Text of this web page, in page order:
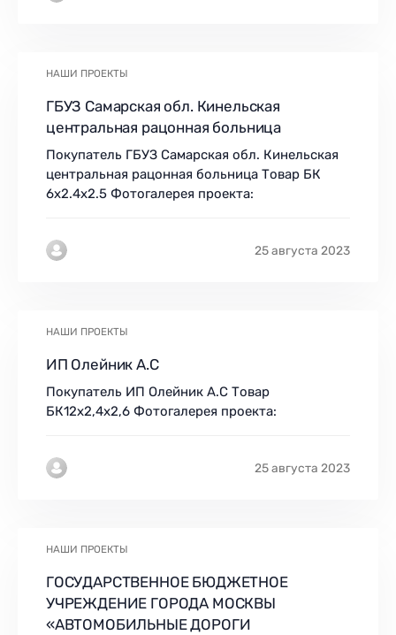
НАШИ ПРОЕКТЫ
ГБУЗ Самарская обл. Кинельская
центральная рацонная больница
Покупатель ГБУЗ Самарская обл. Кинельская
центральная рацонная больница Товар БК
6х2.4х2.5 Фотогалерея проекта:
25 августа 2023
НАШИ ПРОЕКТЫ
ИП Олейник А.С
Покупатель ИП Олейник А.С Товар
БК12х2,4х2,6 Фотогалерея проекта:
25 августа 2023
НАШИ ПРОЕКТЫ
ГОСУДАРСТВЕННОЕ БЮДЖЕТНОЕ
УЧРЕЖДЕНИЕ ГОРОДА МОСКВЫ
«АВТОМОБИЛЬНЫЕ ДОРОГИ